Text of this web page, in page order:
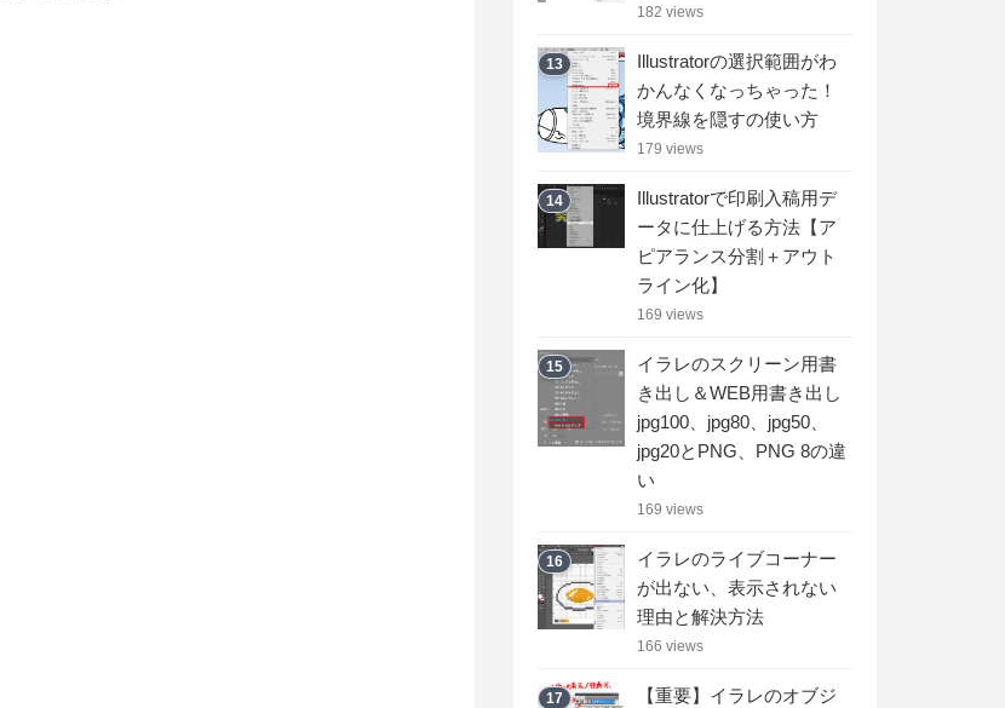
182 views
13
Illustratorの選択範囲がわ
かんなくなっちゃった！
境界線を隠すの使い方
179 views
14
Illustratorで印刷入稿用デ
ータに仕上げる方法【ア
ピアランス分割＋アウト
ライン化】
169 views
15
イラレのスクリーン用書
き出し＆WEB用書き出し
jpg100、jpg80、jpg50、
jpg20とPNG、PNG 8の違
い
169 views
16
イラレのライブコーナー
が出ない、表示されない
理由と解決方法
166 views
17
【重要】イラレのオブジ